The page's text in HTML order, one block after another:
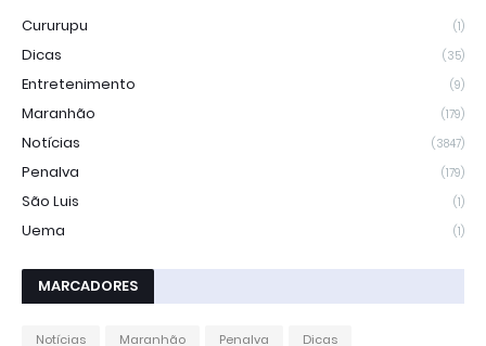
Cururupu (1)
Dicas (35)
Entretenimento (9)
Maranhão (179)
Notícias (3847)
Penalva (179)
São Luis (1)
Uema (1)
MARCADORES
Notícias Maranhão Penalva
Dicas